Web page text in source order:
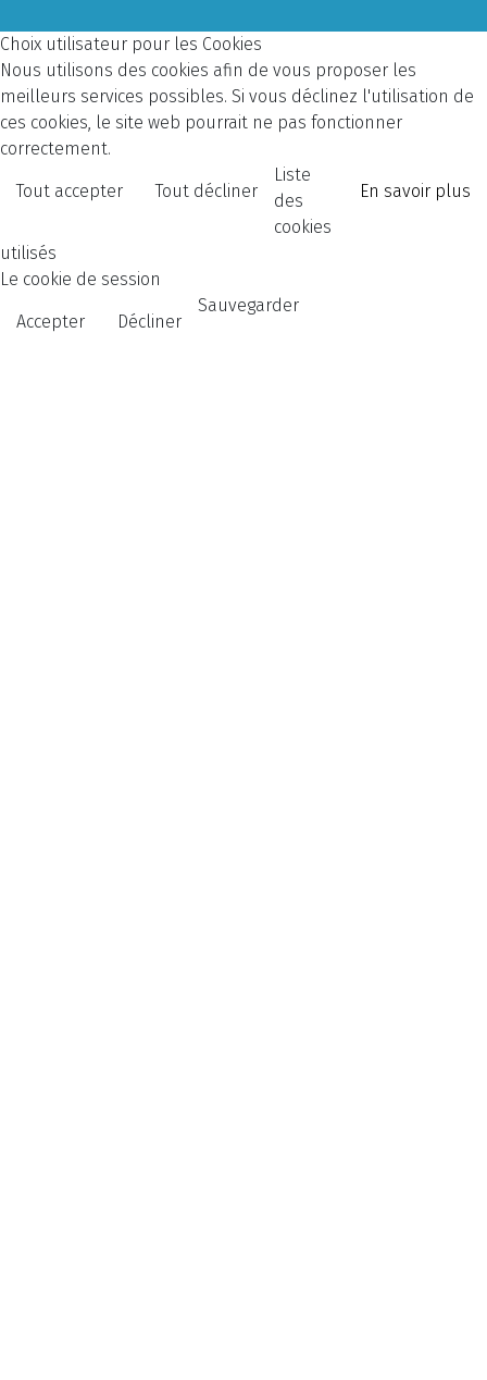
Choix utilisateur pour les Cookies
Nous utilisons des cookies afin de vous proposer les
meilleurs services possibles. Si vous déclinez l'utilisation de
ces cookies, le site web pourrait ne pas fonctionner
correctement.
Tout accepter Tout décliner En savoir plus
Liste
des
cookies
utilisés
Le cookie de session
Accepter Décliner
Sauvegarder